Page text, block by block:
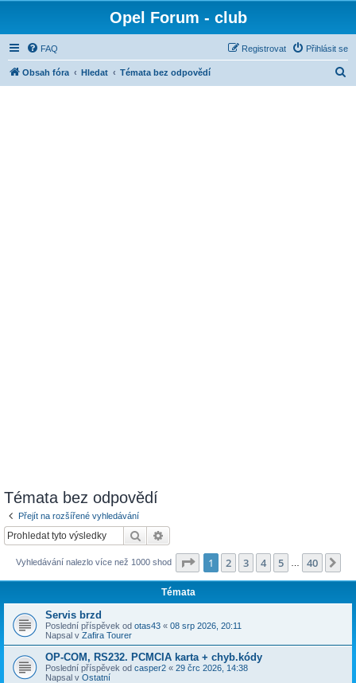
Opel Forum - club
FAQ Přihlásit se
Registrovat
Obsah fóra Hledat Témata bez odpovědí
Témata bez odpovědí
Přejít na rozšířené vyhledávání
Hledat
Vyhledávání nalezlo více než 1000 shod Stránka z 40
1 2 3 4 5 40
Témata
Servis brzd
Poslední příspěvek od otas43 « 08 srp 2026, 20:11
Napsal v Zafira Tourer
OP-COM, RS232. PCMCIA karta + chyb.kódy
Poslední příspěvek od casper2 « 29 črc 2026, 14:38
Napsal v Ostatní